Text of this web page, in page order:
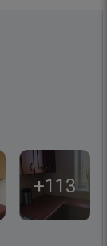
+113